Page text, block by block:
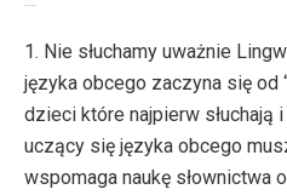
1. Nie słuchamy uważnie
języka obcego zaczyna się od
dzieci które najpierw słuchają
uczący się języka obcego
wspomaga naukę słownictwa